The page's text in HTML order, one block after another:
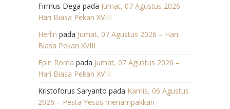
Firmus Dega pada Jumat, 07 Agustus 2026 –
Hari Biasa Pekan XVIII
Herlin pada Jumat, 07 Agustus 2026 – Hari
Biasa Pekan XVIII
Epin Roma pada Jumat, 07 Agustus 2026 –
Hari Biasa Pekan XVIII
Kristoforus Saryanto pada Kamis, 06 Agustus
2026 – Pesta Yesus menampakkan